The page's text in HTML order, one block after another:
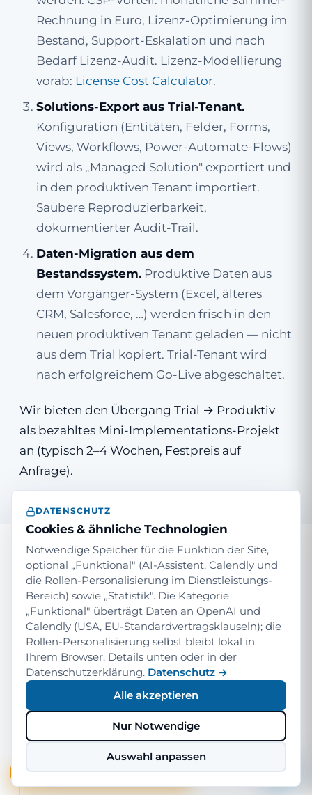
Rechnung in Euro, Lizenz-Optimierung im
Bestand, Support-Eskalation und nach
Bedarf Lizenz-Audit. Lizenz-Modellierung
vorab: License Cost Calculator.
Solutions-Export aus Trial-Tenant.
Konfiguration (Entitäten, Felder, Forms,
Views, Workflows, Power-Automate-Flows)
wird als „Managed Solution" exportiert und
in den produktiven Tenant importiert.
Saubere Reproduzierbarkeit,
dokumentierter Audit-Trail.
Daten-Migration aus dem
Bestandssystem. Produktive Daten aus
dem Vorgänger-System (Excel, älteres
CRM, Salesforce, …) werden frisch in den
neuen produktiven Tenant geladen — nicht
aus dem Trial kopiert. Trial-Tenant wird
nach erfolgreichem Go-Live abgeschaltet.
Wir bieten den Übergang Trial → Produktiv
als bezahltes Mini-Implementations-Projekt
an (typisch 2–4 Wochen, Festpreis auf
Anfrage).
GEFÜHRTER EVALUATION-SPRINT · DREI FESTPREIS-
PAKETE
Wenn der Trial nicht ausreicht —
drei strukturierte Bewertungs-
Pakete.
Wir liefern den geführten Evaluation-Sprint in drei
klar abgegrenzten Festpreis-Paketen. Sie wählen
das Format passend zu Reife, Investitions-Volumen
2 Tage · Architektur-Skizze
DATENSCHUTZ
Cookies & ähnliche Technologien
Notwendige Speicher für die Funktion der Site,
optional „Funktional" (AI-Assistent, Calendly und
die Rollen-Personalisierung im Dienstleistungs-
Bereich) sowie „Statistik". Die Kategorie
„Funktional" überträgt Daten an OpenAI und
Calendly (USA, EU-Standardvertragsklauseln); die
Rollen-Personalisierung selbst bleibt lokal in
Ihrem Browser. Details unten oder in der
Datenschutzerklärung. Datenschutz →
Alle akzeptieren
Nur Notwendige
Auswahl anpassen
✨ Dynamics 365 Trial — kostenlos